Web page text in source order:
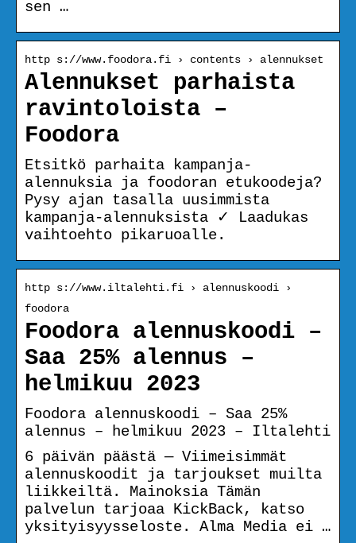
sen …
http s://www.foodora.fi › contents › alennukset
Alennukset parhaista
ravintoloista –
Foodora
Etsitkö parhaita kampanja-
alennuksia ja foodoran etukoodeja?
Pysy ajan tasalla uusimmista
kampanja-alennuksista ✓ Laadukas
vaihtoehto pikaruoalle.
http s://www.iltalehti.fi › alennuskoodi ›
foodora
Foodora alennuskoodi –
Saa 25% alennus –
helmikuu 2023
Foodora alennuskoodi – Saa 25%
alennus – helmikuu 2023 – Iltalehti
6 päivän päästä — Viimeisimmät
alennuskoodit ja tarjoukset muilta
liikkeiltä. Mainoksia Tämän
palvelun tarjoaa KickBack, katso
yksityisyysseloste. Alma Media ei …